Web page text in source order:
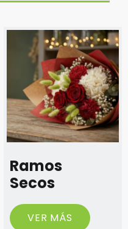
Ramos
Secos
VER MÁS